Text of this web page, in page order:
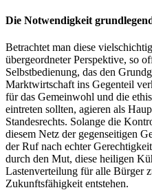
Die Notwendigkeit
Betrachtet man diese
übergeordneter Perspektive, so
Selbstbedienung, das den
Marktwirtschaft ins Gegenteil
für das Gemeinwohl und die
eintreten sollten, agieren als
Standesrechts. Solange die
diesem Netz der gegenseitigen
der Ruf nach echter
durch den Mut, diese heiligen
Lastenverteilung für alle Bürger
Zukunftsfähigkeit entstehen.